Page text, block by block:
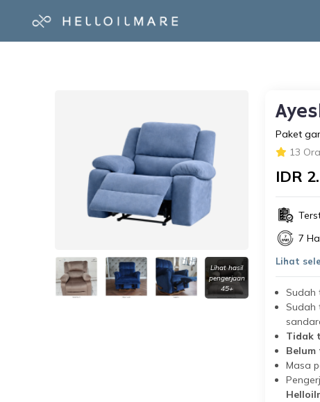
Lihat hasil
pengerjaan
45+
Paket
13
IDR
7
Lihat
Sudah
Sudah
Tidak
Belum
Masa